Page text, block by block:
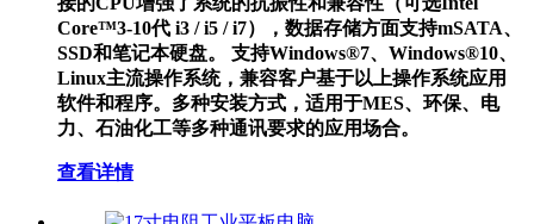
Core™3-10代 i3 / i5 / i7），数据存储方面支持mSATA、
SSD和笔记本硬盘。 支持Windows®7、Windows®10、
Linux主流操作系统，兼容客户基于以上操作系统应用
软件和程序。多种安装方式，适用于MES、环保、电
力、石油化工等多种通讯要求的应用场合。
查看详情